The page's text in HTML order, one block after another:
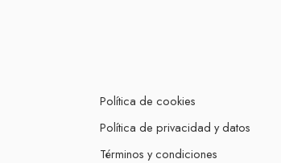
Política de cookies
Política de privacidad y datos
Términos y condiciones